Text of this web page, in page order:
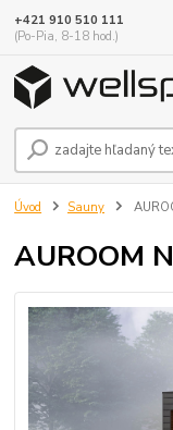
+421 910 510 111
(Po-Pia, 8-18 hod.)
Úvod Sauny
AUROOM